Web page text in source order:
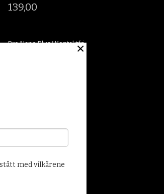
139,00
Pro Nano Plus/ Kontaktfri
lagre
×
med vilkårene